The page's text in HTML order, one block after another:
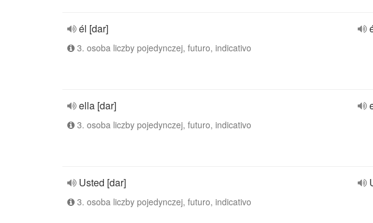
él [dar]
3. osoba liczby pojedynczej, futuro, indicativo
ella [dar]
3. osoba liczby pojedynczej, futuro, indicativo
Usted [dar]
3. osoba liczby pojedynczej, futuro, indicativo